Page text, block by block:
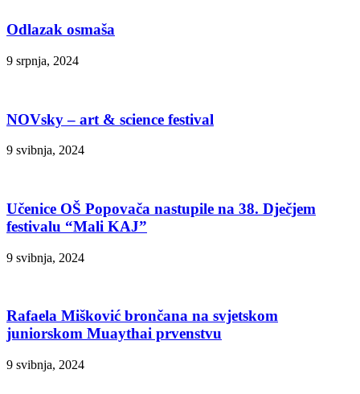
Odlazak osmaša
9 srpnja, 2024
NOVsky – art & science festival
9 svibnja, 2024
Učenice OŠ Popovača nastupile na 38. Dječjem
festivalu “Mali KAJ”
9 svibnja, 2024
Rafaela Mišković brončana na svjetskom
juniorskom Muaythai prvenstvu
9 svibnja, 2024